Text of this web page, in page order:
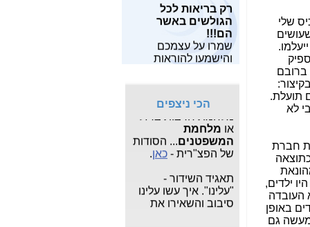
שלי
ברובם
תועלת.
לא
לשנה. לטענת חברת
כתוצאה
שאני חשתי ומצאתי בבדיקות שלי (20% הנוספים היו ילדים,
העובדה
באופן
גם
מאות מחקרים
מצוייםכאן.
מחפש תוכנות
חופשיות? תוכל
לצילום ותמונות, הכל
בחינם.
מעוניין לבנות ולתפעל
אתר אישי או עסקי
הגולשים באשר
הם!!!
שמרו על עצמכם
והישמעו להוראות
פיקוד העורף!!
הכי ניצפים
שלו?-כאן
פרשת "
הסודי ": עדכונים
שוטפים על פרשת
צא"פ -כאן.
מלחמת חרבות ברזל
אומלחמת
המשפטנים
של הפצ"רית - כאן.
"עלינו". איך עשו עלינו
סיבוב והשאירו את
אגרת הטלוויזיה - כאן